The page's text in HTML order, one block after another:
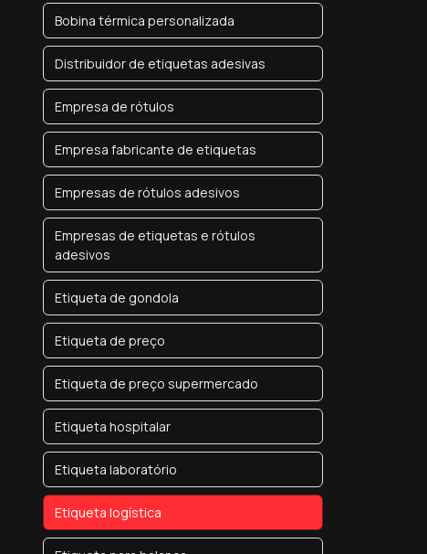
Bobina térmica personalizada
Distribuidor de etiquetas adesivas
Empresa de rótulos
Empresa fabricante de etiquetas
Empresas de rótulos adesivos
Empresas de etiquetas e rótulos
adesivos
Etiqueta de gondola
Etiqueta de preço
Etiqueta de preço supermercado
Etiqueta hospitalar
Etiqueta laboratório
Etiqueta logística